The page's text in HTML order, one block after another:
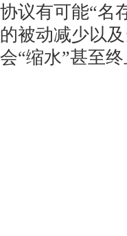
协议有可能“名
的被动减少以
会“缩水”甚至终